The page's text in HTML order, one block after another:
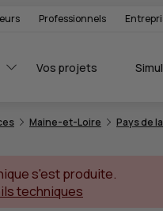
Professionnels
Vos projets
Maine-et-Loire Pays de
s'est produite.
techniques